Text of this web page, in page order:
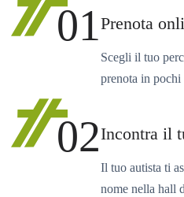
01Prenota
Scegli il tuo
prenota in
02Incontra il
Il tuo autista ti
nome nella hall